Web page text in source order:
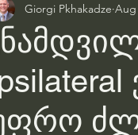
Giorgi Pkhakadze Aug